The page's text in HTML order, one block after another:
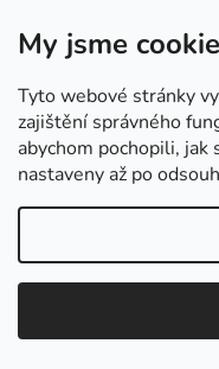
My jsme
Tyto webové stránky
zajištění správného
abychom pochopili,
nastaveny až po
Copyright 2026